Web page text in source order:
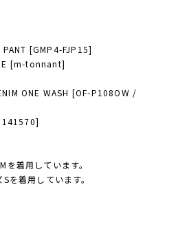
PANT [GMP4-FJP15]
[m-tonnant]
ONE WASH [OF-P108OW /
着用しています。
を着用しています。